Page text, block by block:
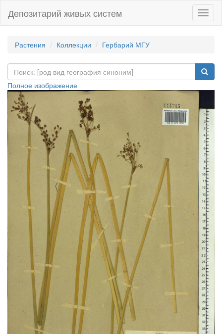
Депозитарий живых систем
Растения Коллекции Гербарий МГУ
Полное изображение